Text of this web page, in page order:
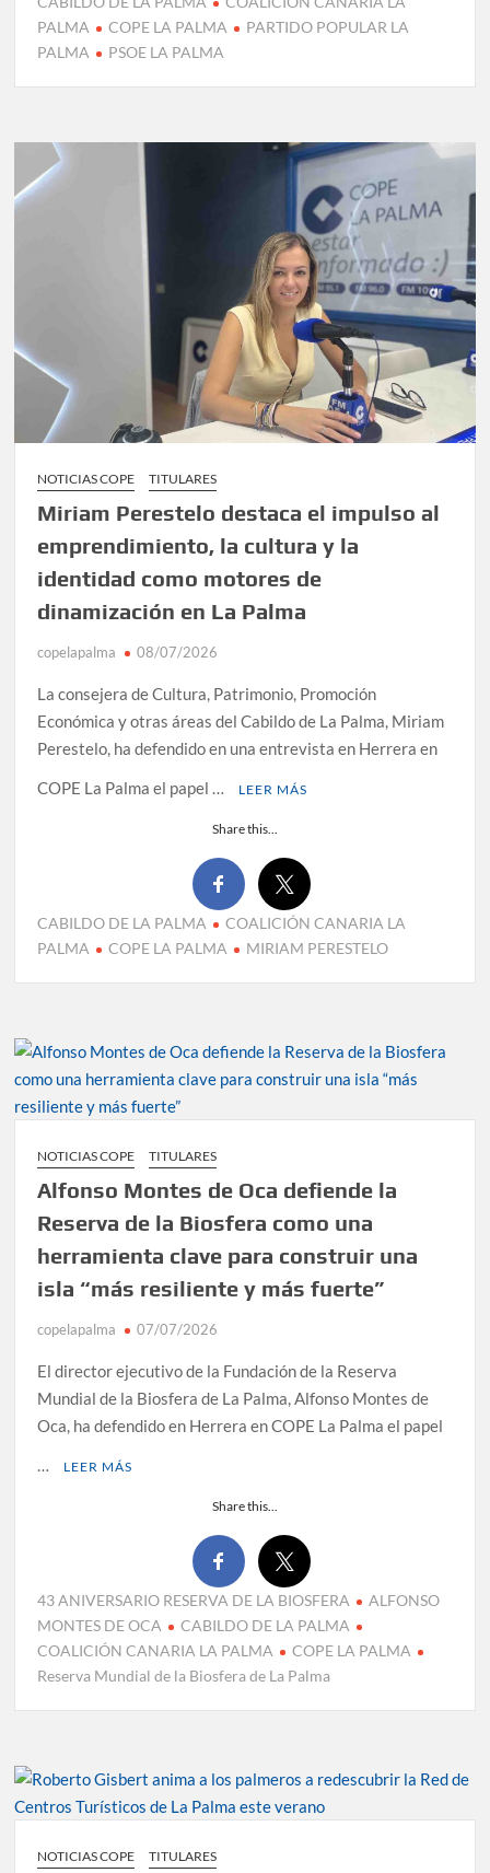
PALMA
COPE LA PALMA
PARTIDO POPULAR LA
PALMA
PSOE LA PALMA
NOTICIAS COPE TITULARES
Miriam Perestelo destaca el impulso al
emprendimiento, la cultura y la
identidad como motores de
dinamización en La Palma
copelapalma 08/07/2026
La consejera de Cultura, Patrimonio, Promoción
Económica y otras áreas del Cabildo de La Palma, Miriam
Perestelo, ha defendido en una entrevista en Herrera en
COPE La Palma el papel …
LEER MÁS
Share this...
CABILDO DE LA PALMA
COALICIÓN CANARIA LA
PALMA
COPE LA PALMA MIRIAM PERESTELO
NOTICIAS COPE TITULARES
Alfonso Montes de Oca defiende la
Reserva de la Biosfera como una
herramienta clave para construir una
isla “más resiliente y más fuerte”
copelapalma 07/07/2026
El director ejecutivo de la Fundación de la Reserva
Mundial de la Biosfera de La Palma, Alfonso Montes de
Oca, ha defendido en Herrera en COPE La Palma el papel
…
LEER MÁS
Share this...
43 ANIVERSARIO RESERVA DE LA BIOSFERA
ALFONSO
MONTES DE OCA
CABILDO DE LA PALMA
COALICIÓN CANARIA LA PALMA
COPE LA PALMA
Reserva Mundial de la Biosfera de La Palma
NOTICIAS COPE TITULARES